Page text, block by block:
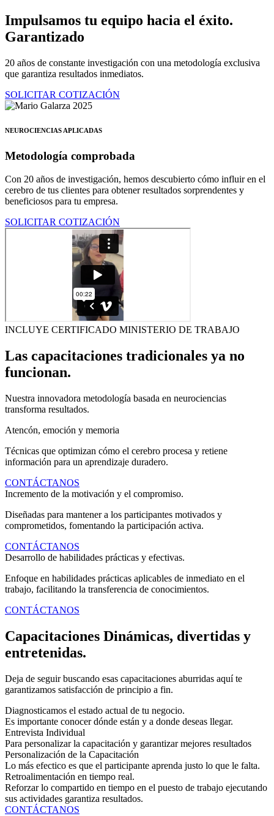
Ir
al
contenido
Impulsamos tu equipo hacia el éxito.
Garantizado
20 años de constante investigación con una metodología exclusiva
que garantiza resultados inmediatos.
SOLICITAR COTIZACIÓN
NEUROCIENCIAS APLICADAS
Metodología comprobada
Con 20 años de investigación, hemos descubierto cómo influir en el
cerebro de tus clientes para obtener resultados sorprendentes y
beneficiosos para tu empresa.
SOLICITAR COTIZACIÓN
INCLUYE CERTIFICADO MINISTERIO DE TRABAJO
Las capacitaciones tradicionales ya no
funcionan.
Nuestra innovadora metodología basada en neurociencias
transforma resultados.
Atencón, emoción y memoria
Técnicas que optimizan cómo el cerebro procesa y retiene
información para un aprendizaje duradero.
CONTÁCTANOS
Incremento de la motivación y el compromiso.
Diseñadas para mantener a los participantes motivados y
comprometidos, fomentando la participación activa.
CONTÁCTANOS
Desarrollo de habilidades prácticas y efectivas.
Enfoque en habilidades prácticas aplicables de inmediato en el
trabajo, facilitando la transferencia de conocimientos.
CONTÁCTANOS
Capacitaciones Dinámicas, divertidas y
entretenidas.
Deja de seguir buscando esas capacitaciones aburridas aquí te
garantizamos satisfacción de principio a fin.
Diagnosticamos el estado actual de tu negocio.
Es importante conocer dónde están y a donde deseas llegar.
Entrevista Individual
Para personalizar la capacitación y garantizar mejores resultados
Personalización de la Capacitación
Lo más efectico es que el participante aprenda justo lo que le falta.
Retroalimentación en tiempo real.
Reforzar lo compartido en tiempo en el puesto de trabajo ejecutando
sus actividades garantiza resultados.
CONTÁCTANOS